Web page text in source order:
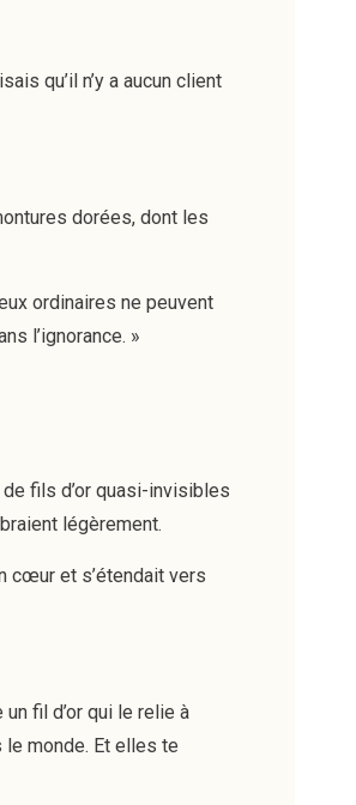
qu’il n’y a aucun client
dorées, dont les
ordinaires ne peuvent
l’ignorance. »
fils d’or quasi-invisibles
légèrement.
cœur et s’étendait vers
fil d’or qui le relie à
monde. Et elles te